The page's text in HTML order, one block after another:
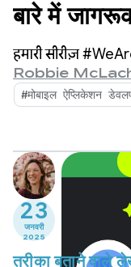
बारे में
मिलें
हमारी सीरीज़
Robbie
#मोबाइल ऐप्लिकेशन
23
जनवरी
2025
तरीका बताने वाले